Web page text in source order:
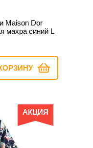
Maison Dor
махра синий L
АКЦИЯ